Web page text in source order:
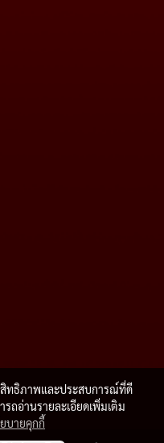
สิทธิภาพและประสบการณ์ที่ดี
ถอ่านรายละเอียดเพิ่มเติม
บายคุกกี้